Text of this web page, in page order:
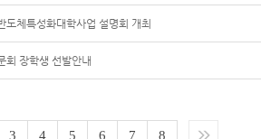
도체특성화대학사업 설명회 개최
회 장학생 선발안내
3 4 5 6 7 8